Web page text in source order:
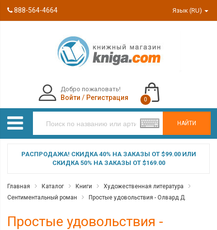
888-564-4664 Язык (RU)
НАЙТИ
Добро пожаловать!
Войти / Регистрация 0
РАСПРОДАЖА! СКИДКА 40% НА ЗАКАЗЫ ОТ $99.00 ИЛИ
СКИДКА 50% НА ЗАКАЗЫ ОТ $169.00
Главная Каталог Книги
Художественная литература
Сентиментальный роман
Простые удовольствия - Олвард Д.
Простые удовольствия -